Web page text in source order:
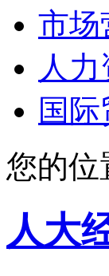
市场
人
国际
您的位
人大